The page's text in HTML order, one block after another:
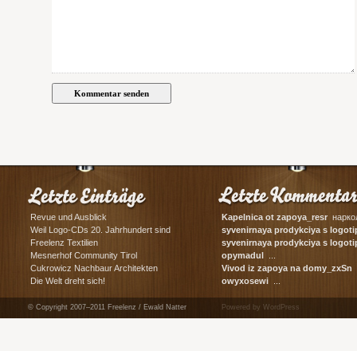
Revue und Ausblick
Weil Logo-CDs 20. Jahrhundert sind
Freelenz Textilien
Mesnerhof Community Tirol
Cukrowicz Nachbaur Architekten
Die Welt dreht sich!
Kapelnica ot zapoya_resr
syvenirnaya prodykciya s
сувенирная ...
syvenirnaya prodykciya s
корпоративные ...
opymadul
Vivod iz zapoya na domy_zxSn
owyxosewi
© Copyright 2007–2011 Freelenz / Ewald Natter Powered by WordPress